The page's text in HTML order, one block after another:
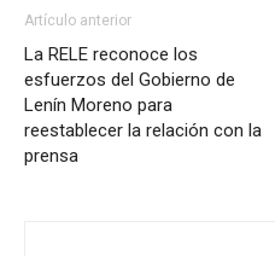
Artículo anterior
La RELE reconoce los
esfuerzos del Gobierno de
Lenín Moreno para
reestablecer la relación con la
prensa